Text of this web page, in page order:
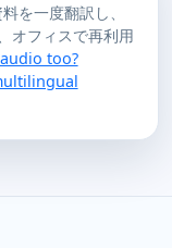
を一度翻訳し、
オフィスで再利用
too?